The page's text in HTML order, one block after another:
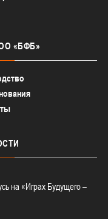
«БФБ»
на «Играх Будущего –